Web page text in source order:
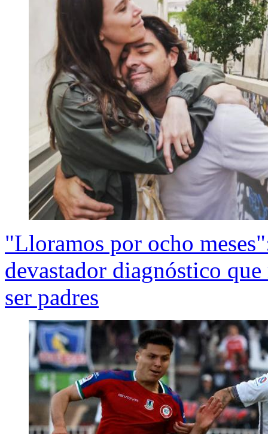
"Lloramos por ocho
devastador diagnóstico
ser padres